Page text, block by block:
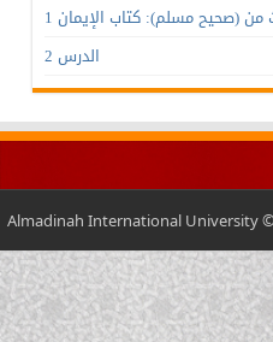
الدرس 2
Almadinah International University